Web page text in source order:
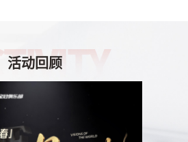
活动回顾